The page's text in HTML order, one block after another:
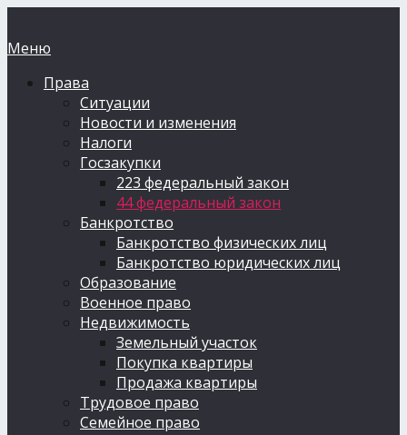
Меню
Права
Ситуации
Новости и изменения
Налоги
Госзакупки
223 федеральный закон
44 федеральный закон
Банкротство
Банкротство физических лиц
Банкротство юридических лиц
Образование
Военное право
Недвижимость
Земельный участок
Покупка квартиры
Продажа квартиры
Трудовое право
Семейное право